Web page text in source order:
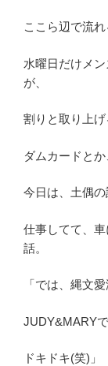
ここら辺で流れ
水曜日だけメ
が、
割りと取り上
ダムカードと
今日は、土偶
仕事してて、
話。
「では、縄文
JUDY&MARYで
ドキドキ(笑)」